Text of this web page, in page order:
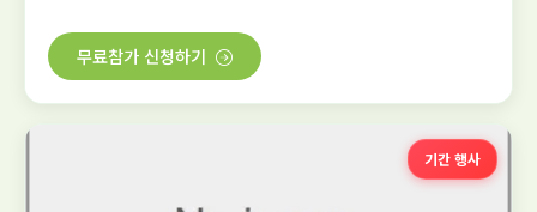
무료참가 신청하기
기간 행사